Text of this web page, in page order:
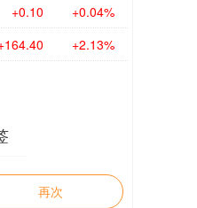
+0.10 +0.04%
+2.13%
再次